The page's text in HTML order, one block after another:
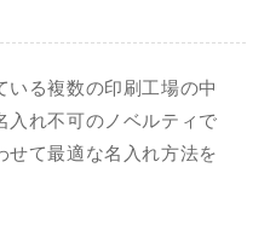
いる複数の印刷工場の中
入れ不可のノベルティで
せて最適な名入れ方法を